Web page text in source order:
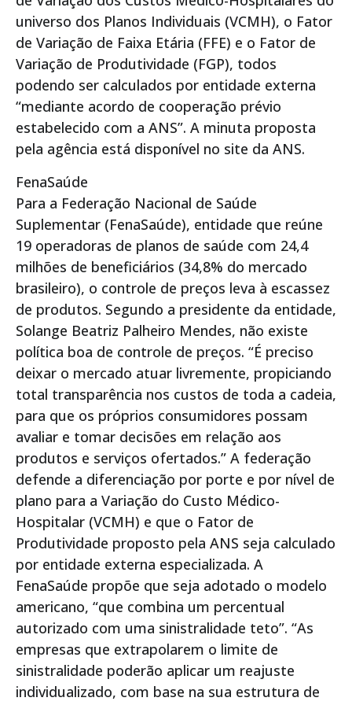
universo dos Planos Individuais (VCMH), o Fator
de Variação de Faixa Etária (FFE) e o Fator de
Variação de Produtividade (FGP), todos
podendo ser calculados por entidade externa
“mediante acordo de cooperação prévio
estabelecido com a ANS”. A minuta proposta
pela agência está disponível no site da ANS.
FenaSaúde
Para a Federação Nacional de Saúde
Suplementar (FenaSaúde), entidade que reúne
19 operadoras de planos de saúde com 24,4
milhões de beneficiários (34,8% do mercado
brasileiro), o controle de preços leva à escassez
de produtos. Segundo a presidente da entidade,
Solange Beatriz Palheiro Mendes, não existe
política boa de controle de preços. “É preciso
deixar o mercado atuar livremente, propiciando
total transparência nos custos de toda a cadeia,
para que os próprios consumidores possam
avaliar e tomar decisões em relação aos
produtos e serviços ofertados.” A federação
defende a diferenciação por porte e por nível de
plano para a Variação do Custo Médico-
Hospitalar (VCMH) e que o Fator de
Produtividade proposto pela ANS seja calculado
por entidade externa especializada. A
FenaSaúde propõe que seja adotado o modelo
americano, “que combina um percentual
autorizado com uma sinistralidade teto”. “As
empresas que extrapolarem o limite de
sinistralidade poderão aplicar um reajuste
individualizado, com base na sua estrutura de